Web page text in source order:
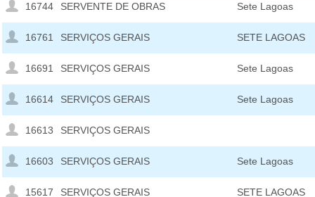
16744 SERVENTE DE OBRAS Sete Lagoas
16761 SERVIÇOS GERAIS SETE LAGOAS
16691 SERVIÇOS GERAIS Sete Lagoas
16614 SERVIÇOS GERAIS Sete Lagoas
16613 SERVIÇOS GERAIS
16603 SERVIÇOS GERAIS Sete Lagoas
15617 SERVIÇOS GERAIS SETE LAGOAS